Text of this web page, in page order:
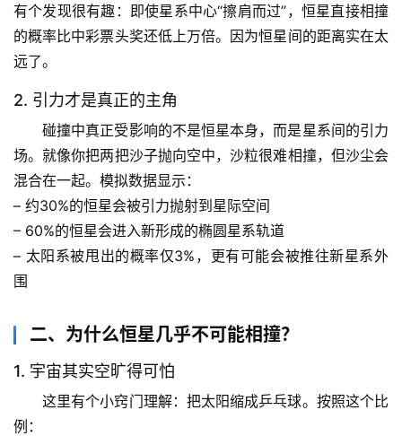
有个发现很有趣： 即使星系中心“擦肩而过”，恒星直接相撞
的概率比中彩票头奖还低上万倍。因为恒星间的距离实在太
远了。
2. 引力才是真正的主角
碰撞中真正受影响的不是恒星本身，而是星系间的引力
场。就像你把两把沙子抛向空中，沙粒很难相撞，但沙尘会
混合在一起。模拟数据显示：
– 约30%的恒星会被引力抛射到星际空间
– 60%的恒星会进入新形成的椭圆星系轨道
– 太阳系被甩出的概率仅3% ，更有可能会被推往新星系外
围
二、为什么恒星几乎不可能相撞？
1. 宇宙其实空旷得可怕
这里有个小窍门理解： 把太阳缩成乒乓球。按照这个比
例：